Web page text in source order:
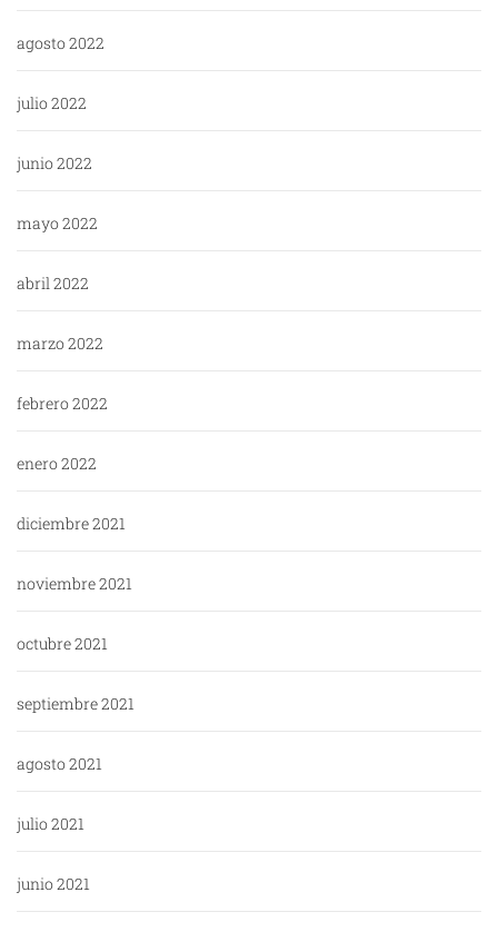
agosto 2022
julio 2022
junio 2022
mayo 2022
abril 2022
marzo 2022
febrero 2022
enero 2022
diciembre 2021
noviembre 2021
octubre 2021
septiembre 2021
agosto 2021
julio 2021
junio 2021